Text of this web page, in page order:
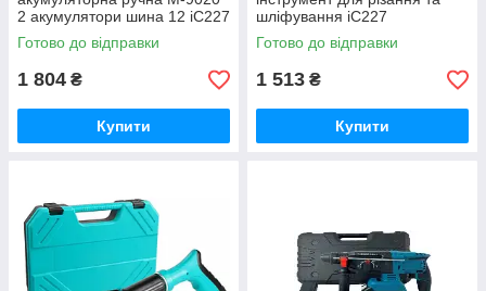
2 акумулятори шина 12 iC227
Готово до відправки
1 804 ₴
Купити
шліфування iC227
Готово до відправки
1 513 ₴
Купити